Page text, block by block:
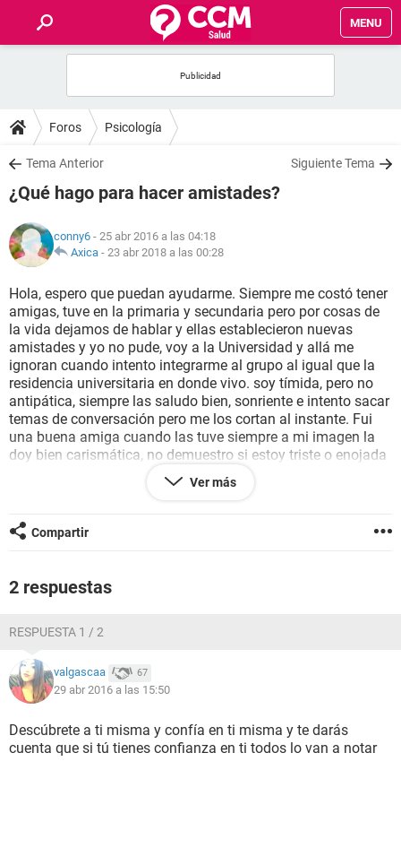
MENU
FOROS
SALUD
FAMILIA
NUTRICIÓN
BIENESTAR
SEXUALIDAD
GLOSARIO
Foros Psicología
Tema Anterior Siguiente Tema
¿Qué hago para hacer amistades?
conny6 - 25 abr 2016 a las 04:18
Axica - 23 abr 2018 a las 00:28
Hola, espero que puedan ayudarme. Siempre me costó tener
amigas, tuve en la primaria y secundaria pero por cosas de
la vida dejamos de hablar y ellas establecieron nuevas
amistades y yo no pude, voy a la Universidad y allá me
ignoran cuando intento integrarme al grupo al igual que la
residencia universitaria en donde vivo. soy tímida, pero no
antipática, siempre las saludo bien, sonriente e intento sacar
temas de conversación pero me los cortan al instante. Fui
una buena amiga cuando las tuve siempre a mi imagen la
doy bien carismática, no demuestro si estoy triste o enojada
siempre bien (lo aclaro porque a veces las personas
depresivas hacen alejar al entorno) aún así no les agrado
todos en la sala están hablando con sus grupos y yo sola a
un rincón. No finjo ser otra persona para agradarles porque
que no me preocupe si no quieren acercarse a mi allá ellos
hago la mía.. pero luego noto la soledad y me duele,
Ver más
Compartir
2 respuestas
RESPUESTA 1 / 2
valgascaa 67
29 abr 2016 a las 15:50
Descúbrete a ti misma y confía en ti misma y te darás
cuenta que si tú tienes confianza en ti todos lo van a notar